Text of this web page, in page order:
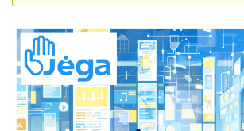
mechanizmus ir imtis veiksmingų
priimtus sprendimus ir planuojamus